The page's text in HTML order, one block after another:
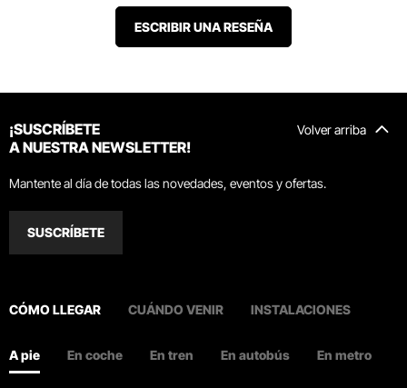
ESCRIBIR UNA RESEÑA
Volver arriba
¡SUSCRÍBETE
A NUESTRA NEWSLETTER!
Mantente al día de todas las novedades, eventos y ofertas.
SUSCRÍBETE
CÓMO LLEGAR CUÁNDO VENIR INSTALACIONES
A pie En coche En tren En autobús En metro